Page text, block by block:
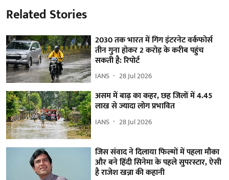
Related Stories
2030 तक भारत में गिग इंटरनेट वर्कफोर्स
तीन गुना होकर 2 करोड़ के करीब पहुंच
सकती है: रिपोर्ट
IANS 28 Jul 2026
असम में बाढ़ का कहर, छह जिलों में 4.45
लाख से ज्यादा लोग प्रभावित
IANS 28 Jul 2026
जिस संवाद ने दिलाया फिल्मों में पहला मौका
और बने हिंदी सिनेमा के पहले सुपरस्टार, ऐसी
है राजेश खन्ना की कहानी